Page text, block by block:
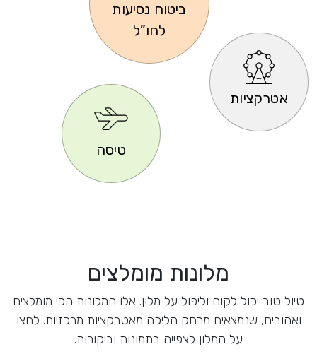
ביטוח נסיעות
לחו”ל
אטרקציות
טיסה
מלונות מומלצים
טיול טוב יכול לקום וליפול על מלון. אלו המלונות הכי מומלצים
ואהובים, שנמצאים מרחק הליכה מאטרקציות מרכזיות. לחצו
על המלון לצפייה בתמונות וביקורות.